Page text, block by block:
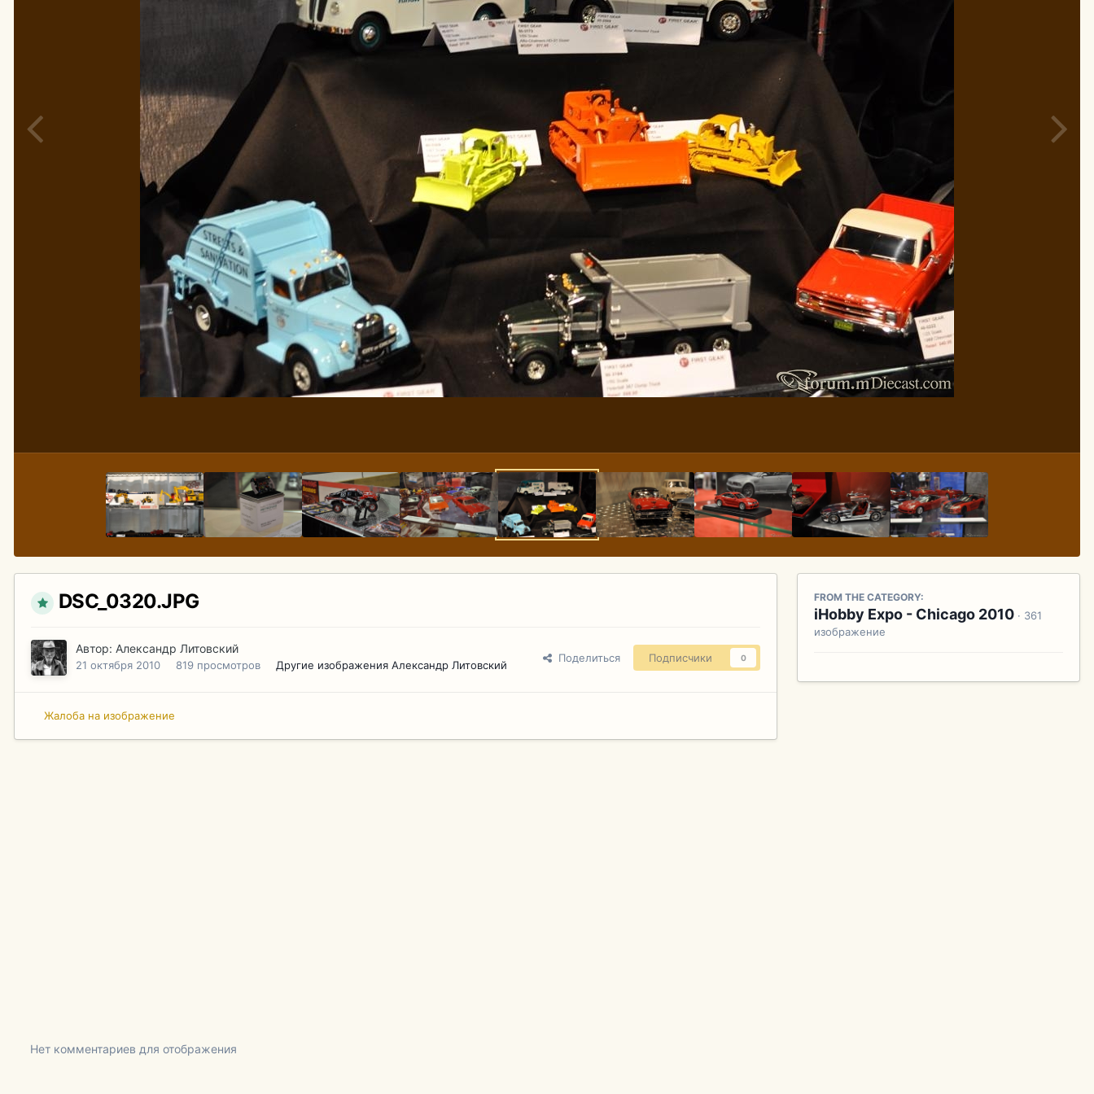
DSC_0320.JPG
Автор: Александр Литовский
21 октября 2010 819 просмотров Другие изображения Александр Литовский
Поделиться Подписчики 0
Жалоба на изображение
FROM THE CATEGORY:
iHobby Expo - Chicago 2010 · 361
изображение
Нет комментариев для отображения